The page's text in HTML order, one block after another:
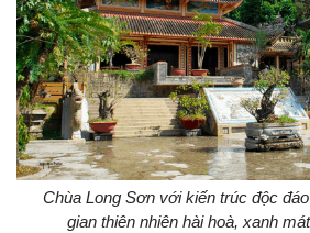
Chùa Long Sơn với kiến trúc độc
gian thiên nhiên hài hoà, xanh